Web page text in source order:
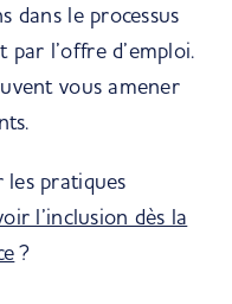
dans le processus
l’offre d’emploi.
vous amener
pratiques
l’inclusion dès la
?